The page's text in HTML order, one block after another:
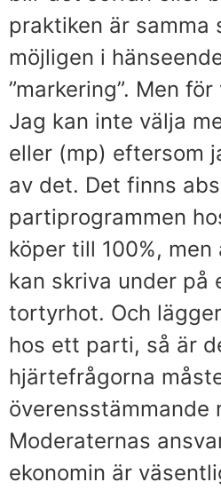
praktiken är samma
möjligen i
”markering”. Men för
Jag kan inte välja
eller (mp) eftersom
av det. Det finns
partiprogrammen
köper till 100%,
kan skriva under på
tortyrhot. Och
hos ett parti, så är
hjärtefrågorna
överensstämmande
Moderaternas
ekonomin är